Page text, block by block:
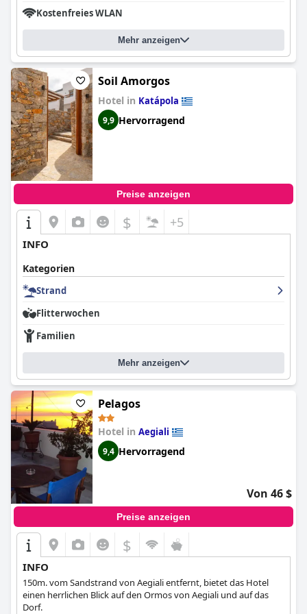
Kostenfreies WLAN
Mehr anzeigen
Soil Amorgos
Hotel in Katápola
9,9 Hervorragend
Preise anzeigen
$ +5
INFO
Kategorien
Strand
Flitterwochen
Familien
Mehr anzeigen
Pelagos
Hotel in Aegiali
9,4 Hervorragend
Von 46 $
Preise anzeigen
$
INFO
150m. vom Sandstrand von Aegiali entfernt, bietet das Hotel
einen herrlichen Blick auf den Ormos von Aegiali und auf das
Dorf.